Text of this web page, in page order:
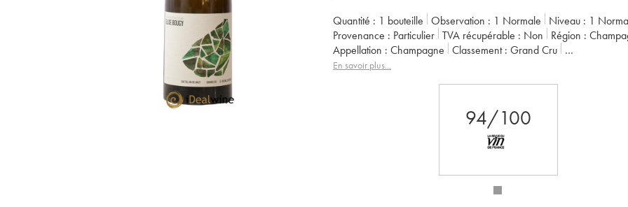
Quantité : 1 bouteille Observation : 1 Normale Niveau : 1
Provenance : particulier TVA récupérable : non Région :
Appellation :
Champagne Classement :
Grand Cru
Propriétaire :
En savoir plus...
94/100